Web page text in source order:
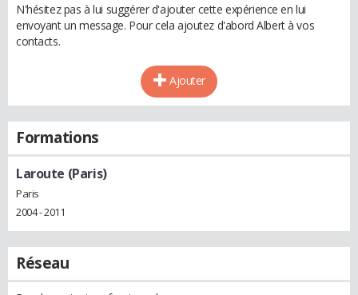
N'hésitez pas à lui suggérer d'ajouter cette expérience en lui
envoyant un message. Pour cela ajoutez d'abord Albert à vos
contacts.
Ajouter
Formations
Laroute (Paris)
Paris
2004 - 2011
Réseau